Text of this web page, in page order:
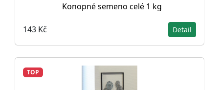
Konopné semeno celé 1 kg
143 Kč Detail
TOP